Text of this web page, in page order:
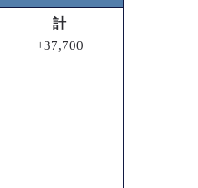
計
+37,700